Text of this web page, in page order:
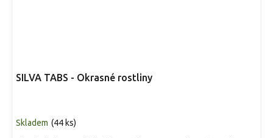
SILVA TABS - Okrasné rostliny
Skladem (44 ks)